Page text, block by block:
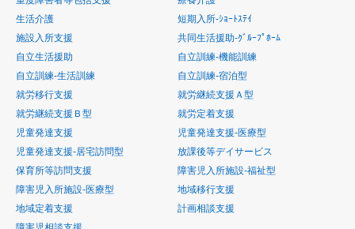
生活介護
短期入所-ｼｮｰﾄｽﾃｲ
施設入所支援
共同生活援助-ｸﾞﾙｰﾌﾟﾎｰﾑ
自立生活援助
自立訓練-機能訓練
自立訓練-生活訓練
自立訓練-宿泊型
就労移行支援
就労継続支援Ａ型
就労継続支援Ｂ型
就労定着支援
児童発達支援
児童発達支援-医療型
児童発達支援-居宅訪問型
放課後等デイサービス
保育所等訪問支援
障害児入所施設-福祉型
障害児入所施設-医療型
地域移行支援
地域定着支援
計画相談支援